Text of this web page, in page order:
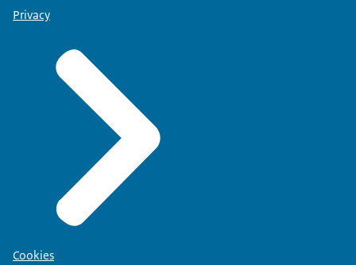
Privacy
Cookies